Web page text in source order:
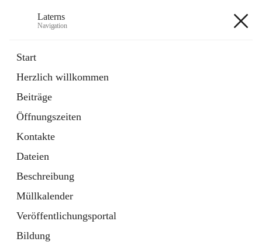
Laterns
Navigation
Start
Herzlich willkommen
Beiträge
Öffnungszeiten
Kontakte
Dateien
Beschreibung
Müllkalender
Veröffentlichungsportal
Bildung
11 Schnellzugriffe
Soziales
1 Schnellzugriff